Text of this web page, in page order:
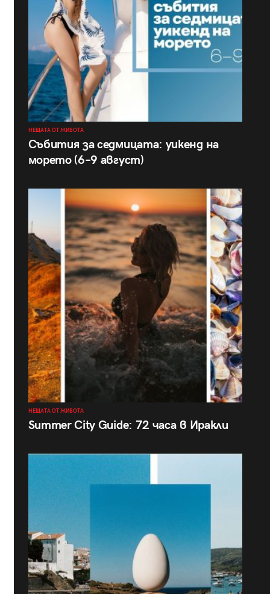
НЕЩАТА ОТ ЖИВОТА
Събития за седмицата: уикенд на
морето (6–9 август)
НЕЩАТА ОТ ЖИВОТА
Summer City Guide: 72 часа в Иракли